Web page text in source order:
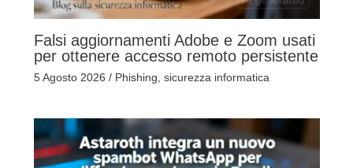
Falsi aggiornamenti Adobe e Zoom usati
per ottenere accesso remoto persistente
5 Agosto 2026 / Phishing sicurezza informatica